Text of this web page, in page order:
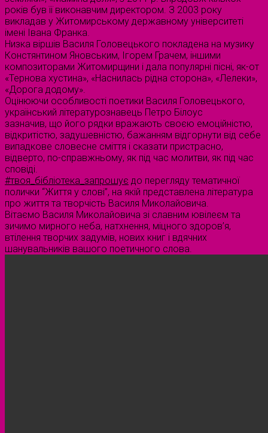
років був її виконавчим директором. З 2003 року
викладав у Житомирському державному університеті
імені Івана Франка.
Низка віршів Василя Головецького покладена на музику
Констянтином Яновським, Ігорем Грачем, іншими
композиторами Житомирщини і дала популярні пісні, як-от
«Тернова хустина», «Наснилась рідна сторона», «Лелеки»,
«Дорога додому».
Оцінюючи особливості поетики Василя Головецького,
український літературознавець Петро Білоус
зазначив, що його рядки вражають своєю емоційністю,
відкритістю, задушевністю, бажанням відгорнути від себе
випадкове словесне сміття і сказати пристрасно,
відверто, по-справжньому, як під час молитви, як під час
сповіді.
#твоя_бібліотека_запрошує до перегляду тематичної
полички “Життя у слові”, на якій представлена література
про життя та творчість Василя Миколайовича.
Вітаємо Василя Миколайовича зі славним ювілеєм та
зичимо мирного неба, натхнення, міцного здоров’я,
втілення творчих задумів, нових книг і вдячних
шанувальників вашого поетичного слова.